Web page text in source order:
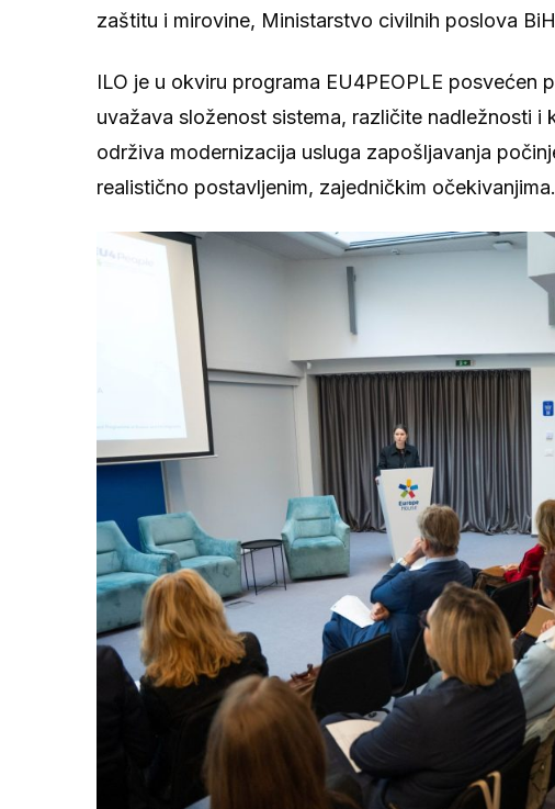
zaštitu i mirovine, Ministarstvo civilnih poslova
ILO je u okviru programa EU4PEOPLE
uvažava složenost sistema, različite nadležnosti
održiva modernizacija usluga zapošljavanja
realistično postavljenim, zajedničkim očekivanjima.